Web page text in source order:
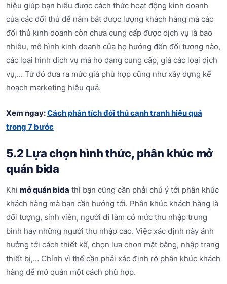
hiệu giúp bạn hiểu được cách thức hoạt động kinh doanh
của các đối thủ để nắm bắt được lượng khách hàng mà các
đối thủ kinh doanh còn chưa cung cấp được dịch vụ là bao
nhiêu, mô hình kinh doanh của họ hướng đến đối tượng nào,
các loại hình dịch vụ mà họ đang cung cấp, giá các loại dịch
vụ,... Từ đó đưa ra mức giá phù hợp cũng như xây dựng kế
hoạch marketing hiệu quả.
Xem ngay:Cách phân tích đối thủ cạnh tranh hiệu quả
trong 7 bước
5.2 Lựa chọn hình thức, phân khúc mở
quán bida
Khi mở quán bida thì bạn cũng cần phải chú ý tới phân khúc
khách hàng mà bạn cần hướng tới. Phân khúc khách hàng là
đối tượng, sinh viên, người đi làm có mức thu nhập trung
bình hay những người thu nhập cao. Việc xác định này ảnh
hưởng tới cách thiết kế, chọn lựa chọn mặt bằng, nhập trang
thiết bị,… Chính vì thế cần phải xác định rõ phân khúc khách
hàng để mở quán một cách phù hợp.